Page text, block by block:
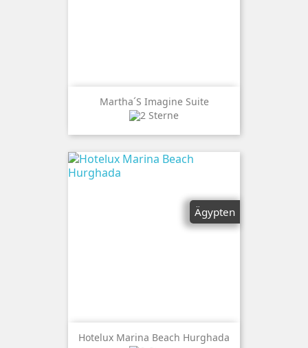
Martha´s Imagine Suite
Ägypten
Hotelux Marina Beach Hurghada